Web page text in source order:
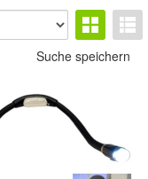
Suche speichern